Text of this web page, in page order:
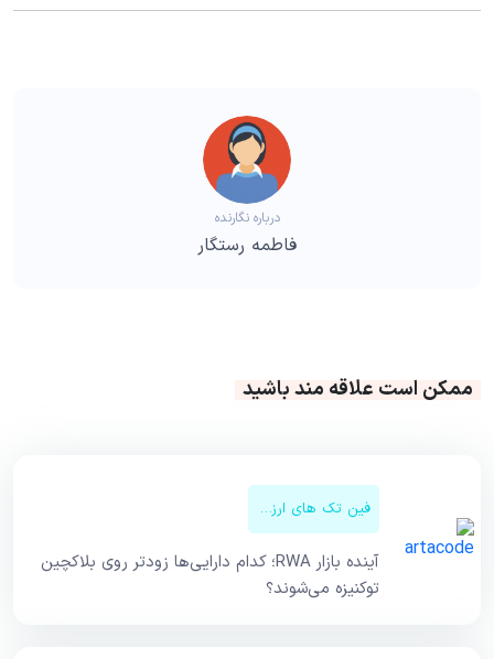
درباره نگارنده
فاطمه رستگار
ممکن است علاقه مند باشید
فین تک های ارزهای دیجیتال
آینده بازار RWA؛ کدام دارایی‌ها زودتر روی بلاکچین
توکنیزه می‌شوند؟